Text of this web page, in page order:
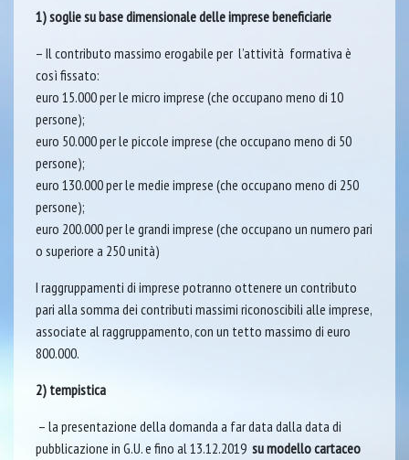
1) soglie su base dimensionale delle imprese beneficiarie
– Il contributo massimo erogabile per l’attività formativa è
così fissato:
euro 15.000 per le micro imprese (che occupano meno di 10
persone);
euro 50.000 per le piccole imprese (che occupano meno di 50
persone);
euro 130.000 per le medie imprese (che occupano meno di 250
persone);
euro 200.000 per le grandi imprese (che occupano un numero pari
o superiore a 250 unità)
I raggruppamenti di imprese potranno ottenere un contributo
pari alla somma dei contributi massimi riconoscibili alle imprese,
associate al raggruppamento, con un tetto massimo di euro
800.000.
2) tempistica
– la presentazione della domanda a far data dalla data di
pubblicazione in G.U. e fino al 13.12.2019 su modello cartaceo